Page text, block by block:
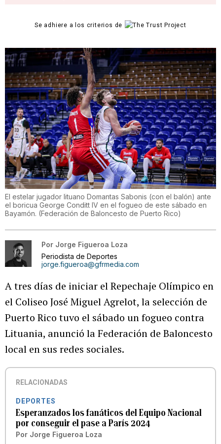
Se adhiere a los criterios de
El estelar jugador lituano Domantas Sabonis (con el balón) ante
el boricua George Conditt IV en el fogueo de este sábado en
Bayamón. (Federación de Baloncesto de Puerto Rico)
Por Jorge Figueroa Loza
Periodista de Deportes
jorge.figueroa@gfrmedia.com
A tres días de iniciar el Repechaje Olímpico en
el Coliseo José Miguel Agrelot, la selección de
Puerto Rico tuvo el sábado un fogueo contra
Lituania, anunció la Federación de Baloncesto
local en sus redes sociales.
RELACIONADAS
DEPORTES
Esperanzados los fanáticos del Equipo Nacional
por conseguir el pase a París 2024
Por Jorge Figueroa Loza